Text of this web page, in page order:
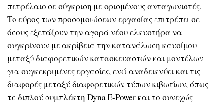
πετρέλαιο σε σύγκριση με ορισμένους ανταγωνιστές.
Το εύρος των προσομοιώσεων εργασίας επιτρέπει σε
όσους εξετάζουν την αγορά νέου ελκυστήρα να
συγκρίνουν με ακρίβεια την κατανάλωση καυσίμου
μεταξύ διαφορετικών κατασκευαστών και μοντέλων
για συγκεκριμένες εργασίες, ενώ αναδεικνύει και τις
διαφορές μεταξύ διαφορετικών τύπων κιβωτίων, όπως
το διπλού συμπλέκτη Dyna E-Power και το συνεχώς